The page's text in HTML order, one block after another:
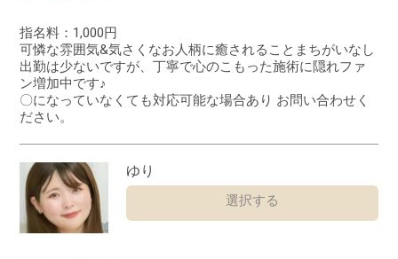
指名料：1,000円
可憐な雰囲気&気さくなお人柄に癒されることまちがいなし
出勤は少ないですが、丁寧で心のこもった施術に隠れファ
ン増加中です♪
〇になっていなくても対応可能な場合あり お問い合わせく
ださい。
ゆり
選択する